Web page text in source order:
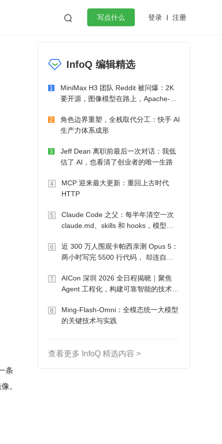
 写点什么 登录 注册
微服务架构 flutter
条
。
InfoQ 编辑精选
1
MiniMax H3 团队 Reddit 被问爆：2K
要开源，图像模型在路上，Apache-2.0
2
角色边界重塑，全栈取代分工：快手 AI
生产力体系成形
3
Jeff Dean 离职前最后一次对话：我低
估了 AI，也看清了创业者的唯一生路
4
MCP 迎来最大更新：重回上古时代
HTTP
5
Claude Code 之父：每半年清空一次
claude.md、skills 和 hooks，模型自
6
近 300 万人围观卡帕西亲测 Opus 5：
两小时写完 5500 行代码， 却连自己
7
AICon 深圳 2026 全日程揭晓｜聚焦
Agent 工程化，构建可靠智能的技术路
8
Ming-Flash-Omni：全模态统一大模型
的关键技术与实践
查看更多 InfoQ 精选内容 >